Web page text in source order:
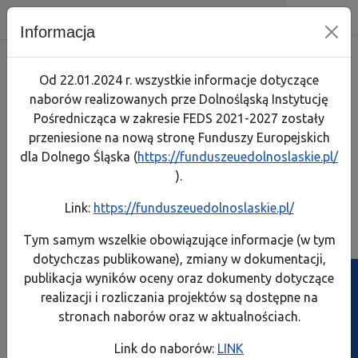
Dolnośląska Instytucja
Skip menu
Wyszukiwarka
Komisja Europejska
o płatność
o dofinansowanie Biuletyn
Ścieżka powrotu
Strona główna > Poznaj obowiązki po zakończeniu projektu
Poznaj obowiązki po zakończeniu
Informacja
Od 22.01.2024 r. wszystkie informacje dotyczące
naborów realizowanych prze Dolnośląską Instytucję
Pośrednicząca w zakresie FEDS 2021-2027 zostały
przeniesione na nową stronę Funduszy Europejskich
dla Dolnego Śląska (https://funduszeuedolnoslaskie.pl/
).
Link: https://funduszeuedolnoslaskie.pl/
Tym samym wszelkie obowiązujące informacje (w tym
dotychczas publikowane), zmiany w dokumentacji,
publikacja wyników oceny oraz dokumenty dotyczące
realizacji i rozliczania projektów są dostępne na
stronach naborów oraz w aktualnościach.
Link do naborów: LINK
Menu mobilne
Skorzystaj
Realizuję projekt
O programie
Projekty własne
Jak
Pobierz
Jak
Link do
Poznaj
Poznaj
Poznaj
Pobierz
Zobacz
Lista
Test